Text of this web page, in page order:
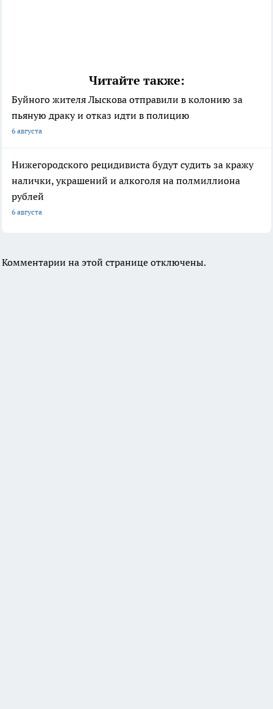
Читайте также:
Буйного жителя Лыскова отправили в колонию за
пьяную драку и отказ идти в полицию
6 августа
Нижегородского рецидивиста будут судить за кражу
налички, украшений и алкоголя на полмиллиона
рублей
6 августа
Комментарии на этой странице отключены.